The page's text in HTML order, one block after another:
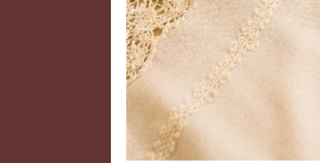
à remédier les douleurs migraineuses, les
problèmes liés à l’arthrite. Elle a aussi des
désintoxiquer foie et reins et apaiser le
améliorer notablement certaines
ou la maladie de Parkinson et aide aussi à
en plaques. Elle est un bon régulateur du
et permet de surveiller et de stabiliser la
réaction contre les allergies cutanées. Elle
contre les problèmes d'ostéoporose liés à la
ramène à l'enfance, à ses souvenirs,
les moments heureux et apaise le chagrin
d'ailleurs très efficace pour établir des